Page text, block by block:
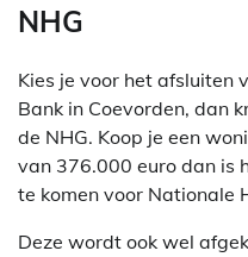
NHG
Kies je voor het afsluiten
Bank in Coevorden, dan
de NHG. Koop je een
van 376.000 euro dan is
te komen voor Nationale
Deze wordt ook wel